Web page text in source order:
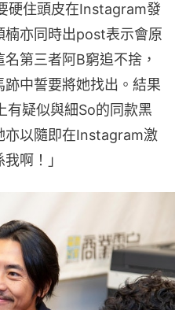
硬住頭皮在Instagram發
楠亦同時出post表示會原
第三者阿B窮追不捨，
中誓要將她找出。結果
有疑似與細So的同款黑
亦以隨即在Instagram激
啊！」